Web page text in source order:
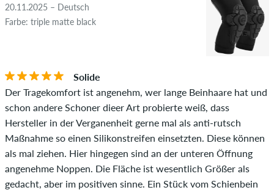
20.11.2025 – Deutsch
Farbe: triple matte black
Solide
Der Tragekomfort ist angenehm, wer lange Beinhaare hat und
schon andere Schoner dieer Art probierte weiß, dass
Hersteller in der Verganenheit gerne mal als anti-rutsch
Maßnahme so einen Silikonstreifen einsetzten. Diese können
als mal ziehen. Hier hingegen sind an der unteren Öffnung
angenehme Noppen. Die Fläche ist wesentlich Größer als
gedacht, aber im positiven sinne. Ein Stück vom Schienbein